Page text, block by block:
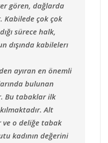
gören, dağlarda
Kabilede çok çok
sürece halk,
dışında kabilelerı
ayıran en önemli
bulunan
Bu tabaklar ilk
Alt
ve o deliğe tabak
kadının değerini